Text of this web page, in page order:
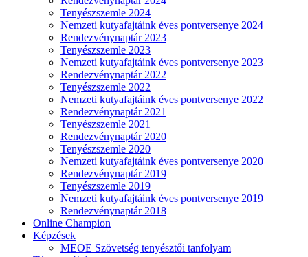
Tenyészszemle 2024
Nemzeti kutyafajtáink éves pontversenye 2024
Rendezvénynaptár 2023
Tenyészszemle 2023
Nemzeti kutyafajtáink éves pontversenye 2023
Rendezvénynaptár 2022
Tenyészszemle 2022
Nemzeti kutyafajtáink éves pontversenye 2022
Rendezvénynaptár 2021
Tenyészszemle 2021
Rendezvénynaptár 2020
Tenyészszemle 2020
Nemzeti kutyafajtáink éves pontversenye 2020
Rendezvénynaptár 2019
Tenyészszemle 2019
Nemzeti kutyafajtáink éves pontversenye 2019
Rendezvénynaptár 2018
Online Champion
Képzések
MEOE Szövetség tenyésztői tanfolyam